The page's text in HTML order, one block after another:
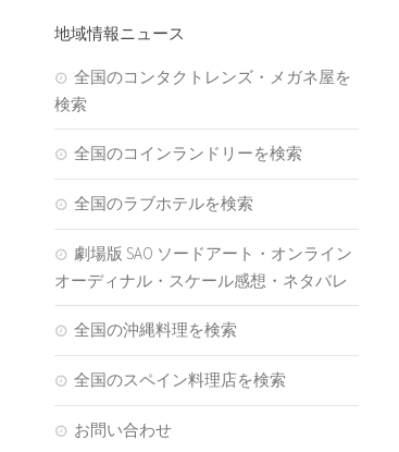
地域情報ニュース
全国のコンタクトレンズ・メガネ屋を
検索
全国のコインランドリーを検索
全国のラブホテルを検索
劇場版 SAO ソードアート・オンライン
オーディナル・スケール感想・ネタバレ
全国の沖縄料理を検索
全国のスペイン料理店を検索
お問い合わせ